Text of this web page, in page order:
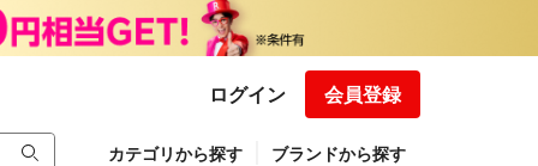
ログイン 会員登録
カテゴリから探す ブランドから探す